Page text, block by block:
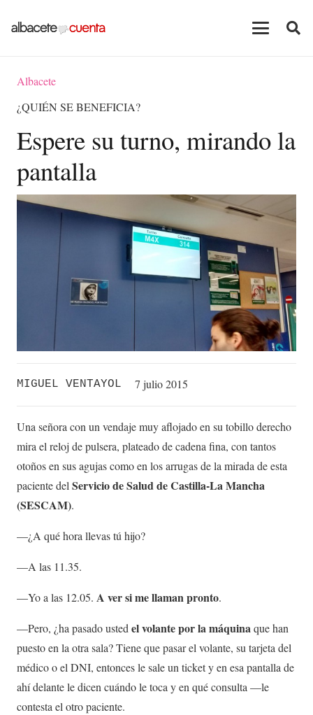
Albacete
¿QUIÉN SE BENEFICIA?
Espere su turno, mirando la
pantalla
MIGUEL VENTAYOL 7 julio 2015
Una señora con un vendaje muy aflojado en su tobillo derecho
mira el reloj de pulsera, plateado de cadena fina, con tantos
otoños en sus agujas como en los arrugas de la mirada de esta
paciente del Servicio de Salud de Castilla-La Mancha
(SESCAM).
—¿A qué hora llevas tú hijo?
—A las 11.35.
—Yo a las 12.05. A ver si me llaman pronto.
—Pero, ¿ha pasado usted el volante por la máquinaque han
puesto en la otra sala? Tiene que pasar el volante, su tarjeta del
médico o el DNI, entonces le sale un ticket y en esa pantalla de
ahí delante le dicen cuándo le toca y en qué consulta —le
contesta el otro paciente.